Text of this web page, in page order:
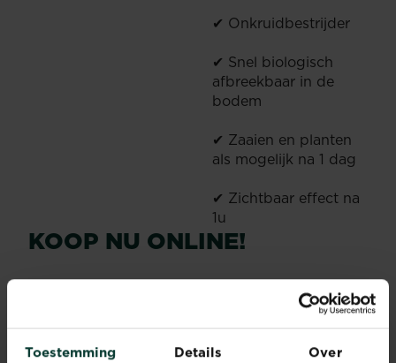
Toestemming Details Over
✔ Onkruidbestrijder
✔ Snel biologisch
afbreekbaar in de
bodem
✔ Zaaien en planten
als mogelijk na 1 dag
✔ Zichtbaar effect na
1u
KOOP NU ONLINE!